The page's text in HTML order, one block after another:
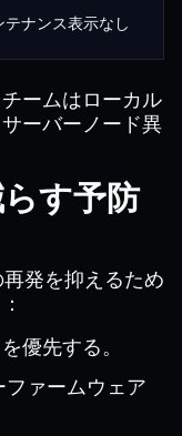
ナンス表示なし
ームはローカル
ーバーノード異
す予防
発を抑えるため
優先する。
ァームウェア